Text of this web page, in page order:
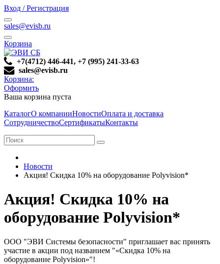
Вход / Регистрация
sales@evisb.ru
Корзина
+7(4712) 446-441, +7 (995) 241-33-63
sales@evisb.ru
Корзина:
Оформить
Ваша корзина пуста
КаталогО компанииНовостиОплата и доставка
СотрудничествоСертификатыКонтакты
Новости
Акция! Скидка 10% на оборудование Polyvision*
Акция! Скидка 10% на
оборудование Polyvision*
ООО "ЭВИ Системы безопасности" приглашает вас принять
участие в акции под названием "«Скидка 10% на
оборудование Polyvision»"!